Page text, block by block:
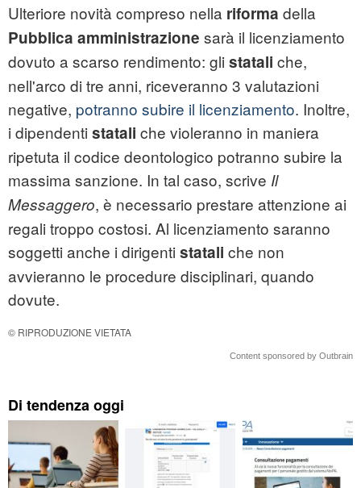
Ulteriore novità compreso nella riforma della
Pubblica amministrazione sarà il licenziamento
dovuto a scarso rendimento: gli statali che,
nell'arco di tre anni, riceveranno 3 valutazioni
negative, potranno subire il licenziamento. Inoltre,
i dipendenti statali che violeranno in maniera
ripetuta il codice deontologico potranno subire la
massima sanzione. In tal caso, scrive Il
Messaggero, è necessario prestare attenzione ai
regali troppo costosi. Al licenziamento saranno
soggetti anche i dirigenti statali che non
avvieranno le procedure disciplinari, quando
dovute.
© RIPRODUZIONE VIETATA
Content sponsored by Outbrain
Di tendenza oggi